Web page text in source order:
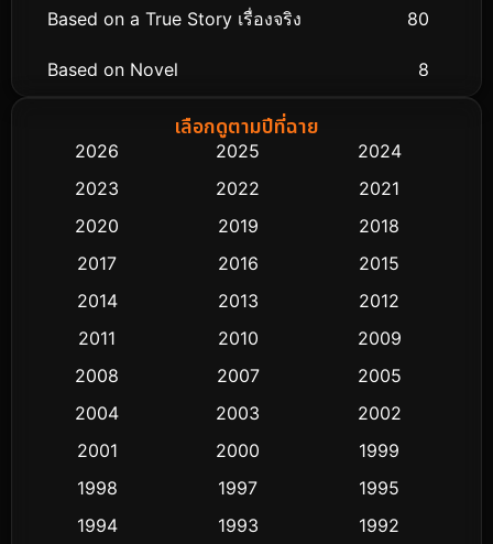
Based on a True Story เรื่องจริง 80
Based on Novel 8
Biography ชีวิตจริง
Classic หนังคลาสสิก
Comedy ตลก 445
Crime อาชญากรรม 518
Cult Film
Dance เต้น
เลือกดูตามปีที่ฉาย
2026 2025
2024
2023
2022
2021
2020
2019
2018
2017
2016
2015
2014
2013
2012
2011
2010
2009
2008
2007
2005
2004
2003
2002
2001
2000
1999
1998
1997
1995
1994
1993
1992